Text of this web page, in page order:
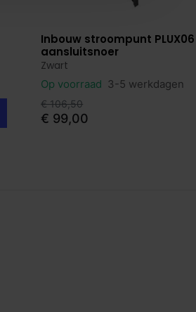
Bekijk product
Inbouw stroompunt
aansluitsnoer
Zwart
Op voorraad 3-5 werkdagen
€ 106,50
€ 99,00